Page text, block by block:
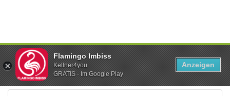
Flamingo Imbiss
Kellner4you
GRATIS - Im Google Play
Anzeigen